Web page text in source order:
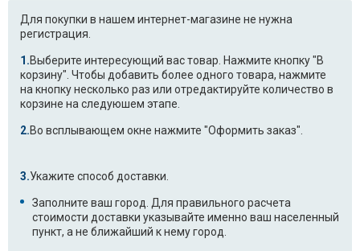
Для покупки в нашем интернет-магазине не нужна
регистрация.
Выберите интересующий вас товар. Нажмите кнопку "В
корзину". Чтобы добавить более одного товара, нажмите
на кнопку несколько раз или отредактируйте количество в
корзине на следуюшем этапе.
Во всплывающем окне нажмите "Оформить заказ".
Укажите способ доставки.
Заполните ваш город. Для правильного расчета
стоимости доставки указывайте именно ваш населенный
пункт, а не ближайший к нему город.